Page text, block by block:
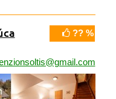
?? %